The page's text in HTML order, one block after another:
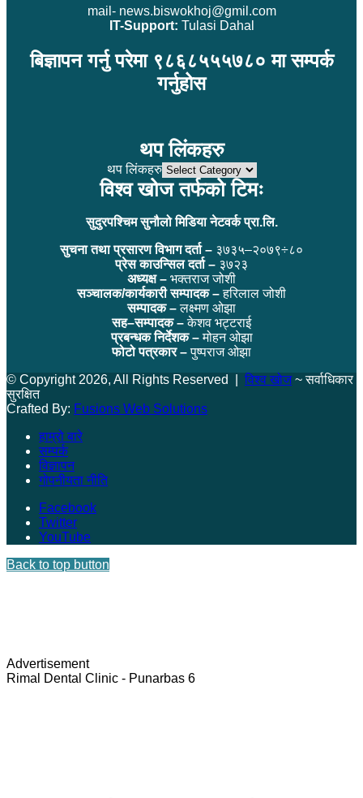
mail- news.biswokhoj@gmil.com
IT-Support: Tulasi Dahal
बिज्ञापन गर्नु परेमा ९८६८५५५७८० मा सम्पर्क
गर्नुहोस
थप लिंकहरु
थप लिंकहरु
विश्व खोज तर्फको टिमः
सुदुरपश्चिम सुनौलो मिडिया नेटवर्क प्रा.लि.
सुचना तथा प्रसारण विभाग दर्ता – ३७३५–२०७९÷८०
प्रेस काउन्सिल दर्ता – ३७२३
अध्यक्ष – भक्तराज जोशी
सञ्चालक/कार्यकारी सम्पादक –हरिलाल जोशी
सम्पादक –लक्ष्मण ओझा
सह–सम्पादक –केशव भट्टराई
प्रबन्धक निर्देशक –मोहन ओझा
फोटो पत्रकार –पुष्पराज ओझा
© Copyright 2026, All Rights Reserved | विश्व खोज~ सर्वाधिकार
सुरक्षित
Crafted By: Fusions Web Solutions
हाम्रो बारे
सम्पर्क
विज्ञापन
गोपनीयता नीति
Facebook
Twitter
YouTube
Back to top button
Advertisement
Rimal Dental Clinic - Punarbas 6